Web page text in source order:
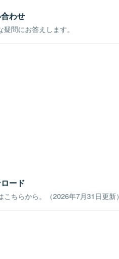
わせ
問にお答えします。
ード
ちらから。（2026年7月31日更新）